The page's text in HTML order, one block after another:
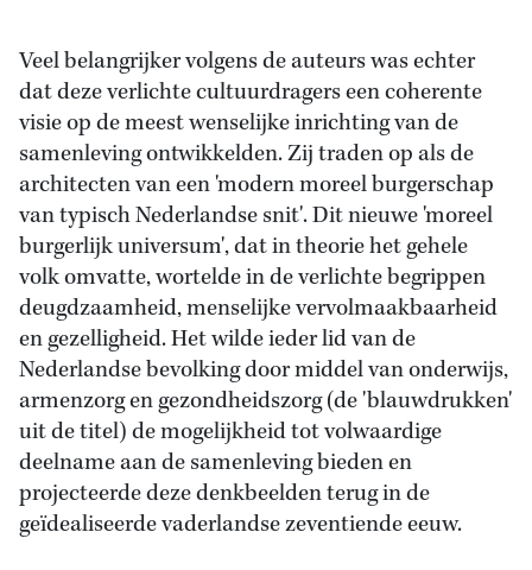
Veel belangrijker volgens de auteurs was echter
dat deze verlichte cultuurdragers een coherente
visie op de meest wenselijke inrichting van de
samenleving ontwikkelden. Zij traden op als de
architecten van een 'modern moreel burgerschap
van typisch Nederlandse snit'. Dit nieuwe 'moreel
burgerlijk universum', dat in theorie het gehele
volk omvatte, wortelde in de verlichte begrippen
deugdzaamheid, menselijke vervolmaakbaarheid
en gezelligheid. Het wilde ieder lid van de
Nederlandse bevolking door middel van onderwijs,
armenzorg en gezondheidszorg (de 'blauwdrukken'
uit de titel) de mogelijkheid tot volwaardige
deelname aan de samenleving bieden en
projecteerde deze denkbeelden terug in de
geïdealiseerde vaderlandse zeventiende eeuw.